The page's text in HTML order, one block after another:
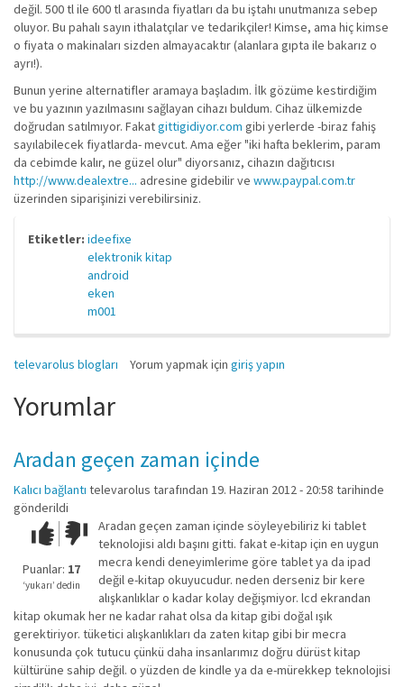
değil. 500 tl ile 600 tl arasında fiyatları da bu iştahı unutmanıza sebep
oluyor. Bu pahalı sayın ithalatçılar ve tedarikçiler! Kimse, ama hiç kimse
o fiyata o makinaları sizden almayacaktır (alanlara gıpta ile bakarız o
ayrı!).
Bunun yerine alternatifler aramaya başladım. İlk gözüme kestirdiğim
ve bu yazının yazılmasını sağlayan cihazı buldum. Cihaz ülkemizde
doğrudan satılmıyor. Fakatgittigidiyor.com gibi yerlerde -biraz fahiş
sayılabilecek fiyatlarda- mevcut. Ama eğer "iki hafta beklerim, param
da cebimde kalır, ne güzel olur" diyorsanız, cihazın dağıtıcısı
http://www.dealextre... adresine gidebilir ve www.paypal.com.tr
üzerinden siparişinizi verebilirsiniz.
Etiketler: ideefixe
elektronik kitap
android
eken
m001
televarolus blogları Yorum yapmak için giriş yapın
Yorumlar
Aradan geçen zaman içinde
Kalıcı bağlantı televarolus tarafından 19. Haziran 2012 - 20:58 tarihinde
gönderildi
Çok iyi!O
kadar
iyi
değil!
Puanlar: 17
‘yukarı’ dedin
Aradan geçen zaman içinde söyleyebiliriz ki tablet
teknolojisi aldı başını gitti. fakat e-kitap için en uygun
mecra kendi deneyimlerime göre tablet ya da ipad
değil e-kitap okuyucudur. neden derseniz bir kere
alışkanlıklar o kadar kolay değişmiyor. lcd ekrandan
kitap okumak her ne kadar rahat olsa da kitap gibi doğal ışık
gerektiriyor. tüketici alışkanlıkları da zaten kitap gibi bir mecra
konusunda çok tutucu çünkü daha insanlarımız doğru dürüst kitap
kültürüne sahip değil. o yüzden de kindle ya da e-mürekkep teknolojisi